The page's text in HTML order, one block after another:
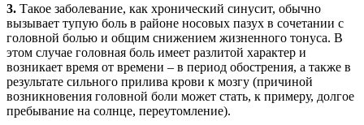
3. Такое заболевание, как хронический синусит, обычно
вызывает тупую боль в районе носовых пазух в сочетании с
головной болью и общим снижением жизненного тонуса. В
этом случае головная боль имеет разлитой характер и
возникает время от времени – в период обострения, а также в
результате сильного прилива крови к мозгу (причиной
возникновения головной боли может стать, к примеру, долгое
пребывание на солнце, переутомление).